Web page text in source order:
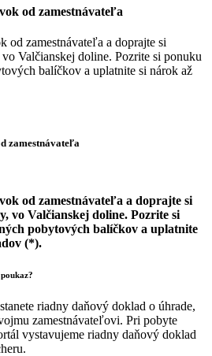
od zamestnávateľa
od zamestnávateľa a doprajte si
Valčianskej doline. Pozrite si ponuku
balíčkov a uplatnite si nárok až
zamestnávateľa
od zamestnávateľa a doprajte si
vo Valčianskej doline. Pozrite si
pobytových balíčkov a uplatnite
(*).
riadny daňový doklad o úhrade,
zamestnávateľovi. Pri pobyte
vystavujeme riadny daňový doklad